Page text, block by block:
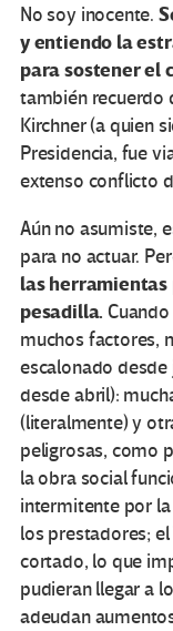
No soy inocente.
y entiendo la
para sostener el
también recuerdo
Kirchner (a quien
Presidencia, fue
extenso conflicto
Aún no asumiste,
para no actuar.
las herramientas
pesadilla.
muchos factores,
escalonado
desde abril):
(literalmente) y
peligrosas, como
la obra social
intermitente por
los prestadores;
cortado, lo que
pudieran llegar a
adeudan